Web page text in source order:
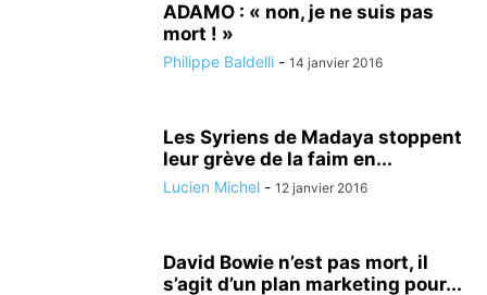
ADAMO : « non, je ne suis pas
mort ! »
Philippe Baldelli - 14 janvier 2016
Les Syriens de Madaya stoppent
leur grève de la faim en...
Lucien Michel - 12 janvier 2016
David Bowie n’est pas mort, il
s’agit d’un plan marketing pour...